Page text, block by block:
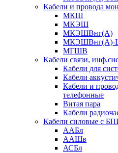
Кабели и провода
МКШ
МКЭШ
МКЭШВнг(А)
МКЭШВнг(А)-
МГШВ
Кабели связи,
Кабели для
Кабели
Кабели и
телефонные
Витая пара
Кабели
Кабели силовые с
ААБл
ААШв
АСБл